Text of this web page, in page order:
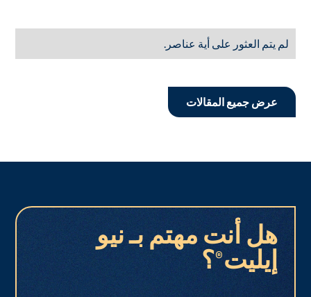
لم يتم العثور على أية عناصر.
عرض جميع المقالات
هل أنت مهتم بـ نيو
إيليت®؟